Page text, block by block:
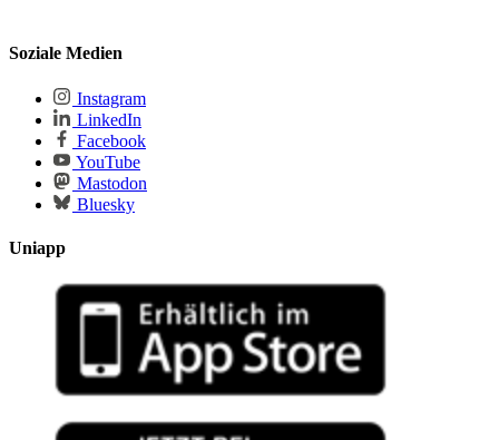
Soziale Medien
Instagram
LinkedIn
Facebook
YouTube
Mastodon
Bluesky
Uniapp